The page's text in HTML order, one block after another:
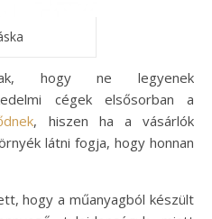
hogy ne legyenek
cégek elsősorban a
, hiszen ha a vásárlók
látni fogja, hogy honnan
hogy a műanyagból készült